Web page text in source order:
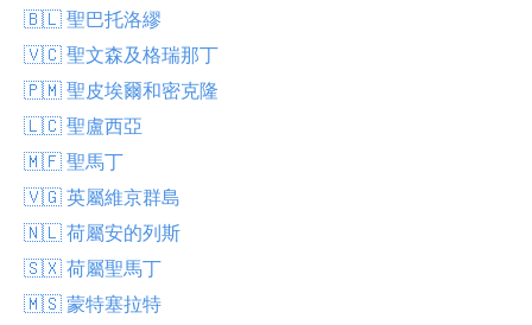
🇧🇱 聖巴托洛繆
🇻🇨 聖文森及格瑞那丁
🇵🇲 聖皮埃爾和密克隆
🇱🇨 聖盧西亞
🇲🇫 聖馬丁
🇻🇬 英屬維京群島
🇳🇱 荷屬安的列斯
🇸🇽 荷屬聖馬丁
🇲🇸 蒙特塞拉特